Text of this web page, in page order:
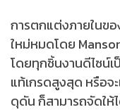
การตกแต่งภายในข
ใหม่หมดโดย
โดยทุกชิ้นงานดีไซน์
แท้เกรดสูงสุด หรือจ
ดุดัน ก็สามารถจัดให้